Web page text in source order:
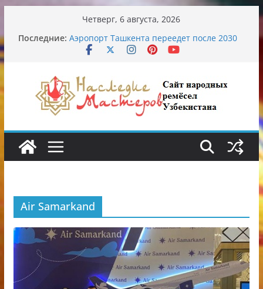
содержимому
Четверг, 6 августа, 2026
Последние: Аэропорт Ташкента переедет после 2030
года
Обрушение на одном из ключевых
перекрёстков Ташкента: перекрыт
путепровод на Буюк Ипак Йули
Узбекские традиционные узоры:
символика и происхождение
Air Samarkand